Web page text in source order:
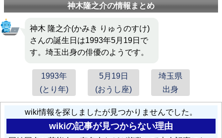
神木隆之介の情報まとめ
神木 隆之介(かみき りゅうのすけ)
さんの誕生日は1993年5月19日で
す。埼玉出身の俳優のようです。
1993年
(とり年)
5月19日
(おうし座)
埼玉県
出身
wiki情報を探しましたが見つかりませんでした。
wikiの記事が見つからない理由